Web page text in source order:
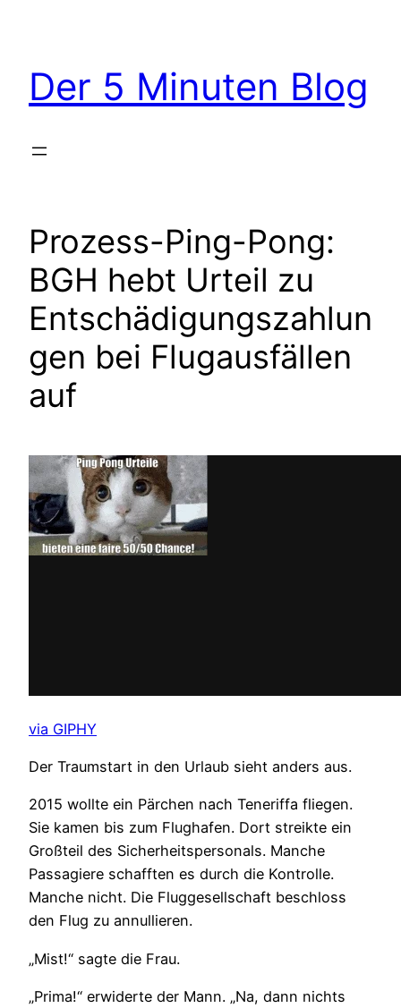
Der 5 Minuten Blog
Prozess-Ping-Pong:
BGH hebt Urteil zu
Entschädigungszahlun
gen bei Flugausfällen
auf
via GIPHY
Der Traumstart in den Urlaub sieht anders aus.
2015 wollte ein Pärchen nach Teneriffa fliegen.
Sie kamen bis zum Flughafen. Dort streikte ein
Großteil des Sicherheitspersonals. Manche
Passagiere schafften es durch die Kontrolle.
Manche nicht. Die Fluggesellschaft beschloss
den Flug zu annullieren.
„Mist!“ sagte die Frau.
„Prima!“ erwiderte der Mann. „Na, dann nichts